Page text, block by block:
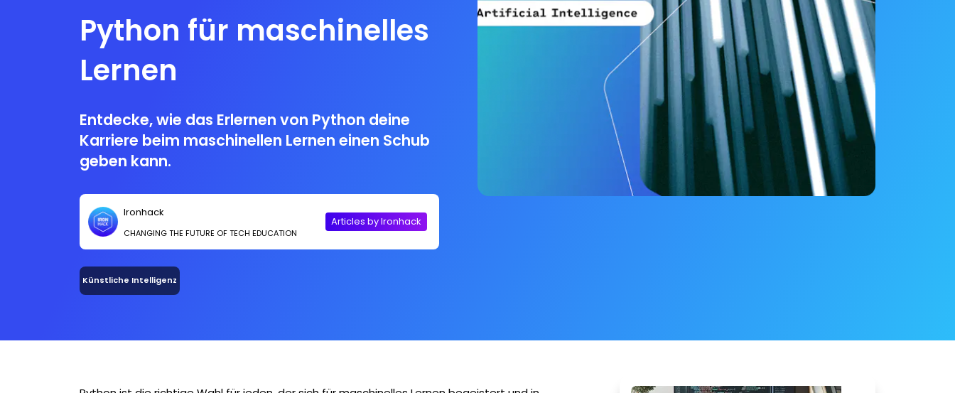
Python für maschinelles
Lernen
Entdecke, wie das Erlernen von Python deine
Karriere beim maschinellen Lernen einen Schub
geben kann.
Ironhack
CHANGING THE FUTURE OF TECH EDUCATION
Articles by Ironhack
Künstliche Intelligenz